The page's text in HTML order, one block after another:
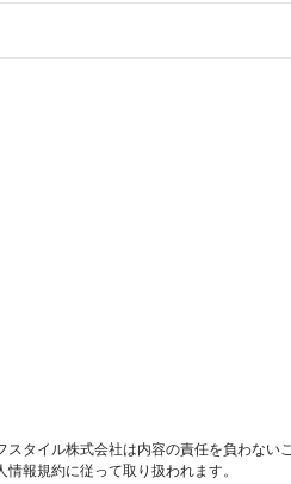
タイル株式会社は内容の責任を負わない
報規約に従って取り扱われます。